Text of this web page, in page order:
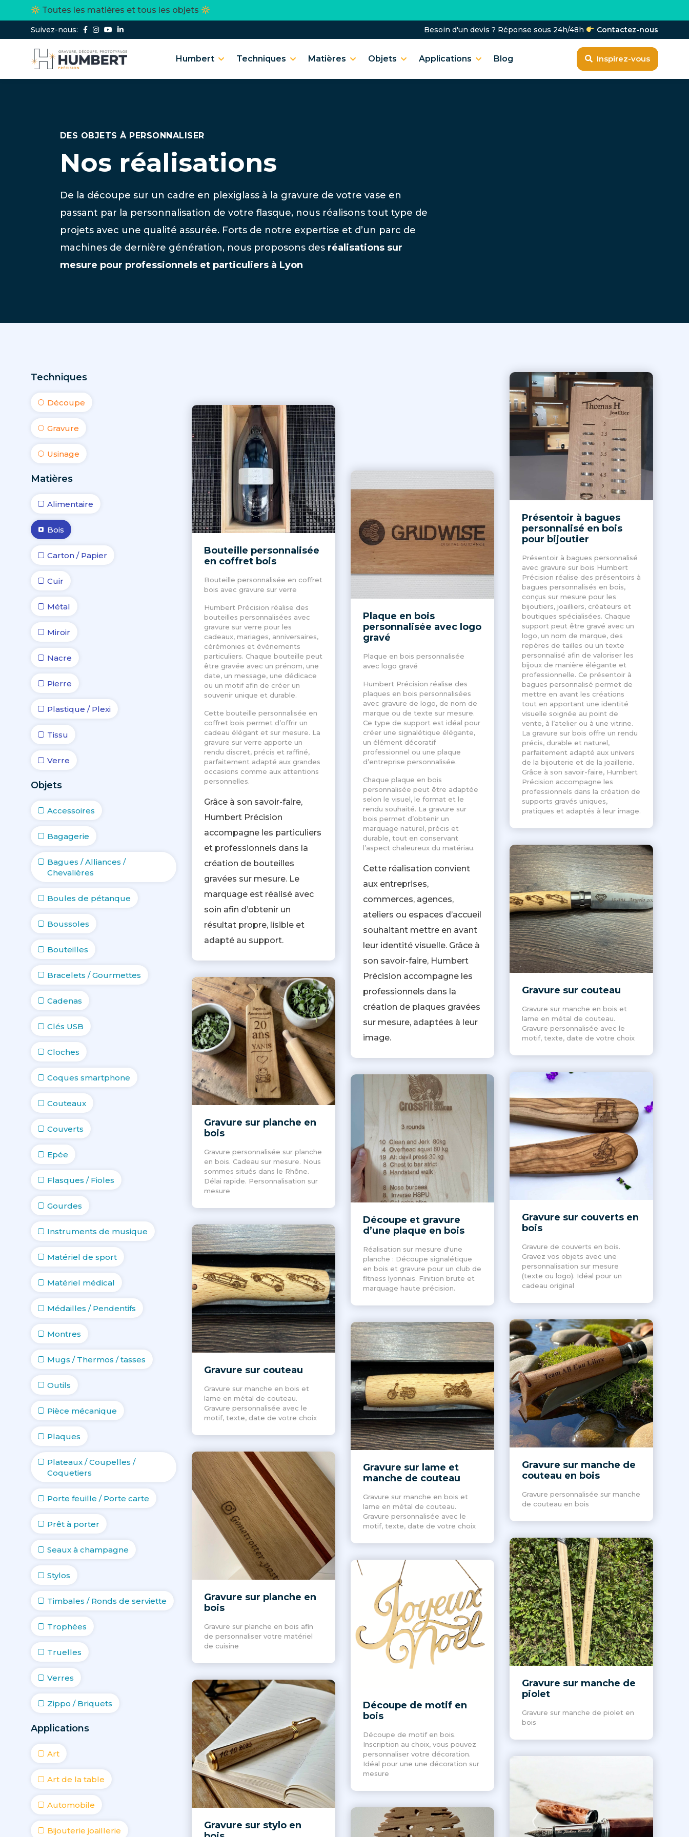
Toutes les matières et tous les objets
Suivez-nous: Besoin d'un devis ? Réponse sous 24h/48h Contactez-nous
Humbert Techniques Matières Objets Applications Blog Inspirez-vous
DES OBJETS À PERSONNALISER
Nos réalisations
De la découpe sur un cadre en plexiglass à la gravure de votre vase en
passant par la personnalisation de votre flasque, nous réalisons tout type de
projets avec une qualité assurée. Forts de notre expertise et d’un parc de
machines de dernière génération, nous proposons des réalisations sur
mesure pour professionnels et particuliers à Lyon
Techniques
Découpe
Gravure
Usinage
Matières
Alimentaire
Bois
Carton / Papier
Cuir
Métal
Miroir
Nacre
Pierre
Plastique / Plexi
Tissu
Verre
Objets
Accessoires
Bagagerie
Bagues / Alliances /
Chevalières
Boules de pétanque
Boussoles
Bouteilles
Bracelets / Gourmettes
Cadenas
Clés USB
Cloches
Coques smartphone
Couteaux
Couverts
Epée
Flasques / Fioles
Gourdes
Instruments de musique
Matériel de sport
Matériel médical
Médailles / Pendentifs
Montres
Mugs / Thermos / tasses
Outils
Pièce mécanique
Plaques
Plateaux / Coupelles /
Coquetiers
Porte feuille / Porte carte
Prêt à porter
Seaux à champagne
Stylos
Timbales / Ronds de serviette
Trophées
Truelles
Verres
Zippo / Briquets
Applications
Art
Art de la table
Automobile
Bijouterie joaillerie
Bouteille personnalisée
en coffret bois
Bouteille personnalisée en coffret
bois avec gravure sur verre
Humbert Précision réalise des
bouteilles personnalisées avec
gravure sur verre pour les
cadeaux, mariages, anniversaires,
cérémonies et événements
particuliers. Chaque bouteille peut
être gravée avec un prénom, une
date, un message, une dédicace
ou un motif afin de créer un
souvenir unique et durable.
Cette bouteille personnalisée en
coffret bois permet d’offrir un
cadeau élégant et sur mesure. La
gravure sur verre apporte un
rendu discret, précis et raffiné,
parfaitement adapté aux grandes
occasions comme aux attentions
personnelles.
Grâce à son savoir-faire,
Humbert Précision
accompagne les particuliers
et professionnels dans la
création de bouteilles
gravées sur mesure. Le
marquage est réalisé avec
soin afin d’obtenir un
résultat propre, lisible et
adapté au support.
Plaque en bois
personnalisée avec logo
gravé
Plaque en bois personnalisée
avec logo gravé
Humbert Précision réalise des
plaques en bois personnalisées
avec gravure de logo, de nom de
marque ou de texte sur mesure.
Ce type de support est idéal pour
créer une signalétique élégante,
un élément décoratif
professionnel ou une plaque
d’entreprise personnalisée.
Chaque plaque en bois
personnalisée peut être adaptée
selon le visuel, le format et le
rendu souhaité. La gravure sur
bois permet d’obtenir un
marquage naturel, précis et
durable, tout en conservant
l’aspect chaleureux du matériau.
Cette réalisation convient
aux entreprises,
commerces, agences,
ateliers ou espaces d’accueil
souhaitant mettre en avant
leur identité visuelle. Grâce à
son savoir-faire, Humbert
Précision accompagne les
professionnels dans la
création de plaques gravées
sur mesure, adaptées à leur
image.
Présentoir à bagues
personnalisé en bois
pour bijoutier
Présentoir à bagues personnalisé
avec gravure sur bois Humbert
Précision réalise des présentoirs à
bagues personnalisés en bois,
conçus sur mesure pour les
bijoutiers, joailliers, créateurs et
boutiques spécialisées. Chaque
support peut être gravé avec un
logo, un nom de marque, des
repères de tailles ou un texte
personnalisé afin de valoriser les
bijoux de manière élégante et
professionnelle. Ce présentoir à
bagues personnalisé permet de
mettre en avant les créations
tout en apportant une identité
visuelle soignée au point de
vente, à l’atelier ou à une vitrine.
La gravure sur bois offre un rendu
précis, durable et naturel,
parfaitement adapté aux univers
de la bijouterie et de la joaillerie.
Grâce à son savoir-faire, Humbert
Précision accompagne les
professionnels dans la création de
supports gravés uniques,
pratiques et adaptés à leur image.
Gravure sur planche en
bois
Gravure personnalisée sur planche
en bois. Cadeau sur mesure. Nous
sommes situés dans le Rhône.
Délai rapide. Personnalisation sur
mesure
Découpe et gravure
d’une plaque en bois
Réalisation sur mesure d'une
planche : Découpe signalétique
en bois et gravure pour un club de
fitness lyonnais. Finition brute et
marquage haute précision.
Gravure sur couteau
Gravure sur manche en bois et
lame en métal de couteau.
Gravure personnalisée avec le
motif, texte, date de votre choix
Gravure sur couteau
Gravure sur manche en bois et
lame en métal de couteau.
Gravure personnalisée avec le
motif, texte, date de votre choix
Gravure sur lame et
manche de couteau
Gravure sur manche en bois et
lame en métal de couteau.
Gravure personnalisée avec le
motif, texte, date de votre choix
Gravure sur couverts en
bois
Gravure de couverts en bois.
Gravez vos objets avec une
personnalisation sur mesure
(texte ou logo). Idéal pour un
cadeau original
Gravure sur planche en
bois
Gravure sur planche en bois afin
de personnaliser votre matériel
de cuisine
Découpe de motif en
bois
Découpe de motif en bois.
Inscription au choix, vous pouvez
personnaliser votre décoration.
Idéal pour une une décoration sur
mesure
Gravure sur manche de
couteau en bois
Gravure personnalisée sur manche
de couteau en bois
Gravure sur stylo en
Gravure sur manche de
piolet
Gravure sur manche de piolet en
bois